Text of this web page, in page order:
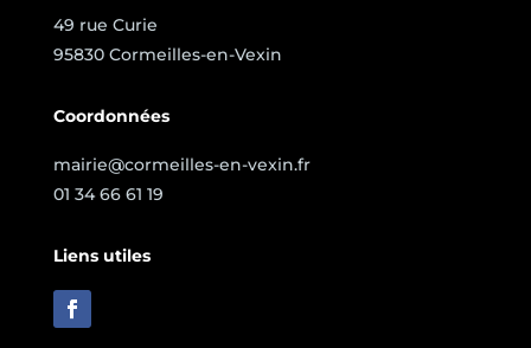
49 rue Curie
95830 Cormeilles-en-Vexin
Coordonnées
mairie@cormeilles-en-vexin.fr
01 34 66 61 19
Liens utiles